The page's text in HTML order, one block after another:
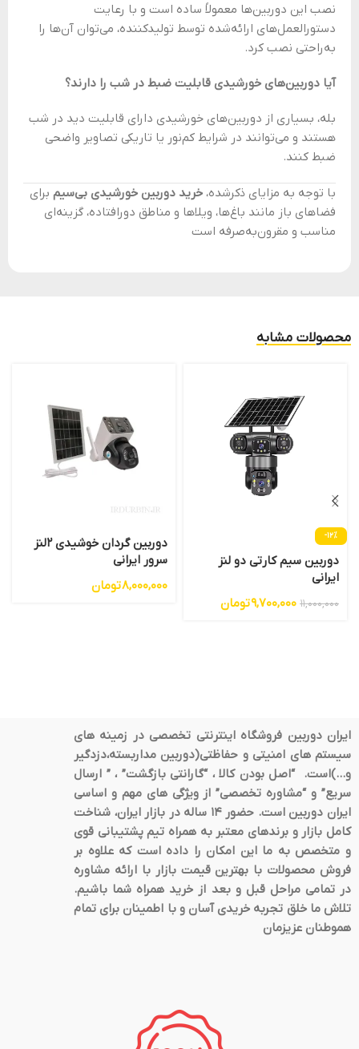
نصب این دوربین‌ها معمولاً ساده است و با رعایت
دستورالعمل‌های ارائه‌شده توسط تولیدکننده، می‌توان آن‌ها را
به‌راحتی نصب کرد.
آیا دوربین‌های خورشیدی قابلیت ضبط در شب را دارند؟
بله، بسیاری از دوربین‌های خورشیدی دارای قابلیت دید در شب
هستند و می‌توانند در شرایط کم‌نور یا تاریکی تصاویر واضحی
ضبط کنند.
با توجه به مزایای ذکرشده، خرید دوربین خورشیدی بی‌سیم برای
فضاهای باز مانند باغ‌ها، ویلاها و مناطق دورافتاده، گزینه‌ای
مناسب و مقرون‌به‌صرفه است
محصولات مشابه
-12%
دوربین سیم کارتی دو لنز
ایرانی
11,000,000
9,700,000تومان
دوربین گردان خوشیدی 2لنز
سرور ایرانی
8,000,000تومان
ایران دوربین فروشگاه اینترنتی تخصصی در زمینه های
سیستم های امنیتی و حفاظتی(دوربین مداربسته،دزدگیر
و…)است. “اصل بودن کالا ، “گارانتی بازگشت” ، ” ارسال
سریع” و “مشاوره تخصصی” از ویژگی های مهم و اساسی
ایران دوربین است. حضور 14 ساله در بازار ایران، شناخت
کامل بازار و برندهای معتبر به همراه تیم پشتیبانی قوی
و متخصص به ما این امکان را داده است که علاوه بر
فروش محصولات با بهترین قیمت بازار با ارائه مشاوره
در تمامی مراحل قبل و بعد از خرید همراه شما باشیم.
تلاش ما خلق تجربه خریدی آسان و با اطمینان برای تمام
هموطنان عزیزمان